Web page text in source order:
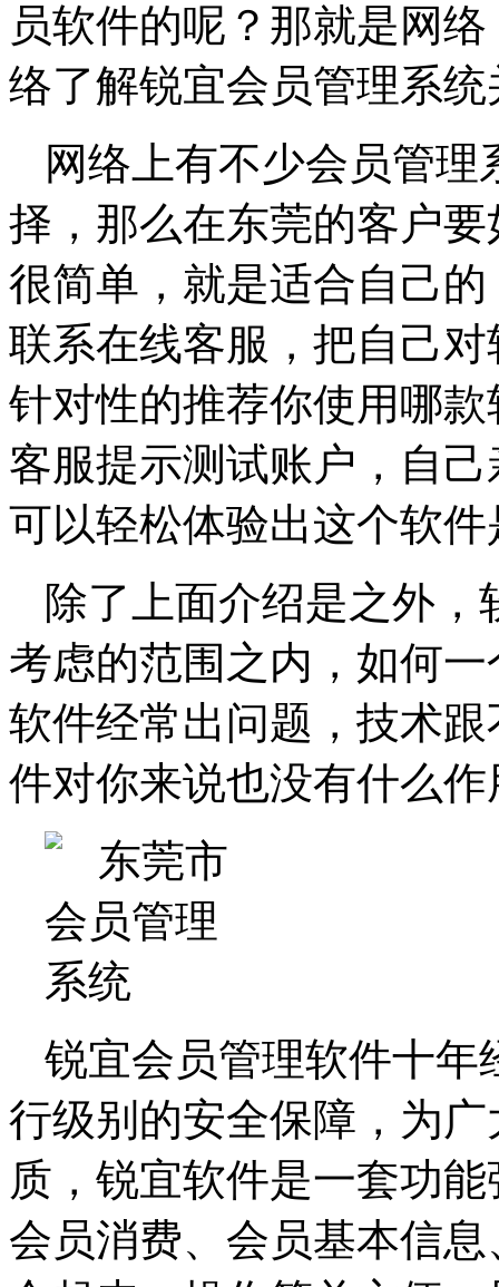
员软件的呢？那就是网
络了解锐宜会员管理系
网络上有不少会员管
择，那么在东莞的客户
很简单，就是适合自己
联系在线客服，把自己
针对性的推荐你使用哪
客服提示测试账户，自
可以轻松体验出这个软
除了上面介绍是之外
考虑的范围之内，如何
软件经常出问题，技术
件对你来说也没有什么作
锐宜会员管理软件十年
行级别的安全保障，为
质，锐宜软件是一套功
会员消费、会员基本信